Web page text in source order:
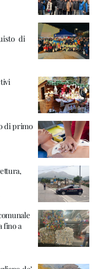
di
di primo
fino a